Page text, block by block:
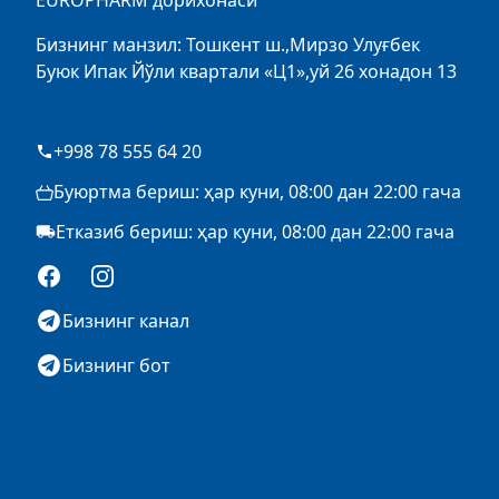
Бизнинг манзил: Тошкент ш.,Мирзо Улуғбек
Буюк Ипак Йўли квартали «Ц1»,уй 26 хонадон 13
+998 78 555 64 20
Буюртма бериш: ҳар куни, 08:00 дан 22:00 гача
Етказиб бериш: ҳар куни, 08:00 дан 22:00 гача
FacebookInstagram
Бизнинг канал
Бизнинг бот